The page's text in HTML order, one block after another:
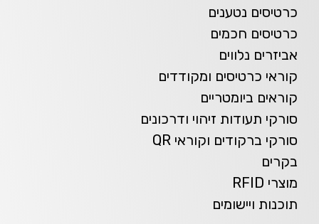
כרטיסים נטענים
כרטיסים חכמים
אביזרים נלווים
קוראי כרטיסים ומקודדים
קוראים ביומטריים
סורקי תעודות זיהוי ודרכונים
סורקי ברקודים וקוראי QR
בקרים
מוצרי RFID
תוכנות ויישומים